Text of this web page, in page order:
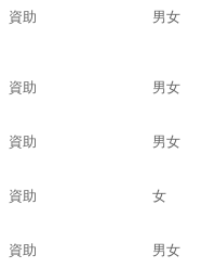
資助 男女
資助 男女
資助 男女
資助 女
資助 男女